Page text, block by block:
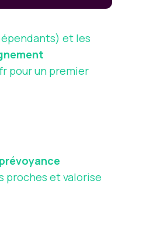
et les
pour un premier
prévoyance
proches et valorise